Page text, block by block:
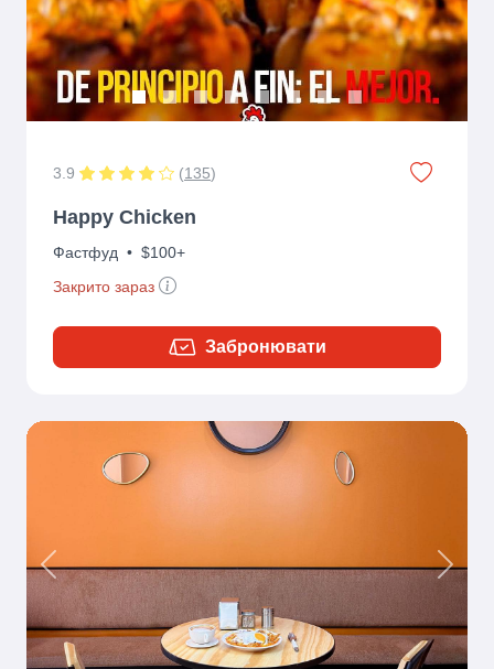
3.9 (135)
Happy Chicken
Фастфуд • $100+
Закрито зараз
Забронювати
Previous Next